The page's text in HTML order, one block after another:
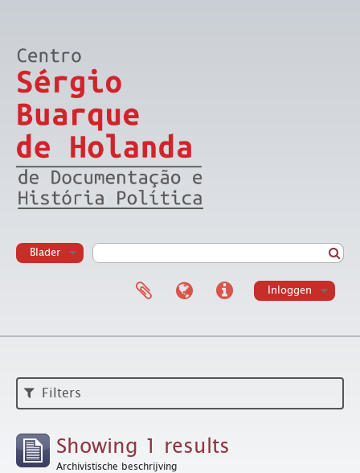
Blader
Inloggen
Filters
Showing 1 results
Archivistische beschrijving